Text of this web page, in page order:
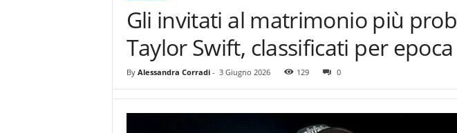
Gli invitati al matrimonio più
Taylor Swift, classificati per epoca
By Alessandra Corradi- 3 Giugno 2026 129 0